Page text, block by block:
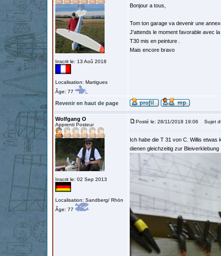
Inscrit le: 13 Aoû 2018
Localisation: Martigues
Âge: 77
Bonjour a tous,
Tom ton garage va devenir une
J'attends le moment favorable avec
T30 mis en peinture .
Mais encore bravo
Revenir en haut de page
Wolfgang O
Apprenti Posteur
Inscrit le: 02 Sep 2013
Localisation: Sandberg/ Rhön
Âge: 77
Posté le: 28/11/2018 19:06 Sujet
Ich habe die T 31 von C. Willis etwas
dienen gleichzeitig zur Bleiverklebung